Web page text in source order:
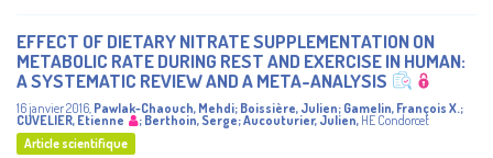
EFFECT OF DIETARY NITRATE SUPPLEMENTATION ON
METABOLIC RATE DURING REST AND EXERCISE IN HUMAN:
A SYSTEMATIC REVIEW AND A META-ANALYSIS
16 janvier 2016 Pawlak-Chaouch, Mehdi; Boissière, Julien; Gamelin, François X.;
CUVELIER, Etienne ; Berthoin, Serge;Aucouturier, Julien, HE Condorcet
Article scientifique